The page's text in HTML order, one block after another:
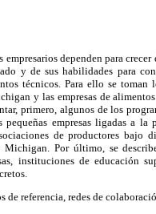
dependen para crecer
y de sus habilidades para
técnicos. Para ello se toman
y las empresas de
primero, algunos de los
empresas ligadas a
de productores bajo
Por último, se
instituciones de educación
de referencia, redes de